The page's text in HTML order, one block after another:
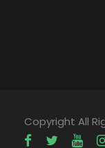
Copyright All